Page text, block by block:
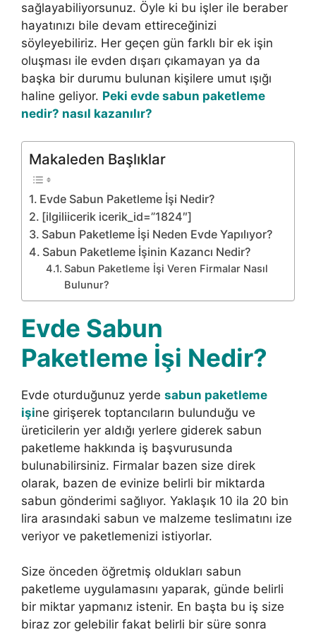
sağlayabiliyorsunuz. Öyle ki bu işler ile beraber
hayatınızı bile devam ettireceğinizi
söyleyebiliriz. Her geçen gün farklı bir ek işin
oluşması ile evden dışarı çıkamayan ya da
başka bir durumu bulunan kişilere umut ışığı
haline geliyor. Peki evde sabun paketleme
nedir? nasıl kazanılır?
Makaleden Başlıklar
Evde Sabun Paketleme İşi Nedir?
[ilgiliicerik icerik_id=”1824″]
Sabun Paketleme İşi Neden Evde Yapılıyor?
Sabun Paketleme İşinin Kazancı Nedir?
Sabun Paketleme İşi Veren Firmalar Nasıl
Bulunur?
Evde Sabun
Paketleme İşi Nedir?
Evde oturduğunuz yerde sabun paketleme
işine girişerek toptancıların bulunduğu ve
üreticilerin yer aldığı yerlere giderek sabun
paketleme hakkında iş başvurusunda
bulunabilirsiniz. Firmalar bazen size direk
olarak, bazen de evinize belirli bir miktarda
sabun gönderimi sağlıyor. Yaklaşık 10 ila 20 bin
lira arasındaki sabun ve malzeme teslimatını ize
veriyor ve paketlemenizi istiyorlar.
Size önceden öğretmiş oldukları sabun
paketleme uygulamasını yaparak, günde belirli
bir miktar yapmanız istenir. En başta bu iş size
biraz zor gelebilir fakat belirli bir süre sonra